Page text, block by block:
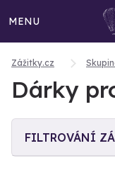
MENU
Zážitky.cz
Dárky
FILTROVÁNÍ